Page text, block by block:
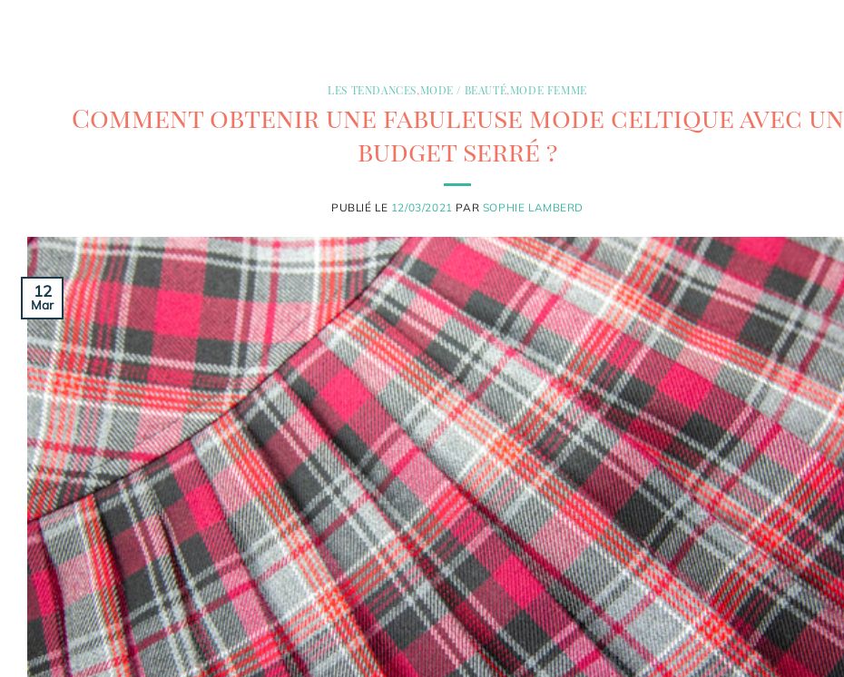
LES TENDANCES,MODE / BEAUTÉ,MODE FEMME
Comment obtenir une fabuleuse mode celtique avec un
budget serré ?
PUBLIÉ LE 12/03/2021 PAR SOPHIE LAMBERD
12
Mar